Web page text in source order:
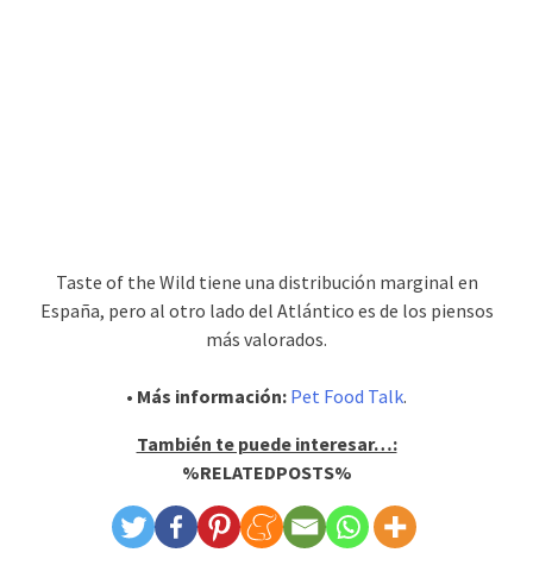
Taste of the Wild tiene una distribución marginal en
España, pero al otro lado del Atlántico es de los piensos
más valorados.
• Más información: Pet Food Talk.
También te puede interesar…:
%RELATEDPOSTS%